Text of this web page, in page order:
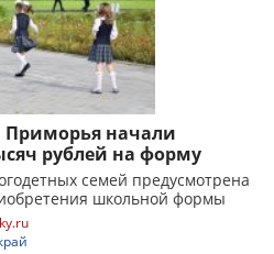
начали
рублей на форму
семей предусмотрена
школьной формы